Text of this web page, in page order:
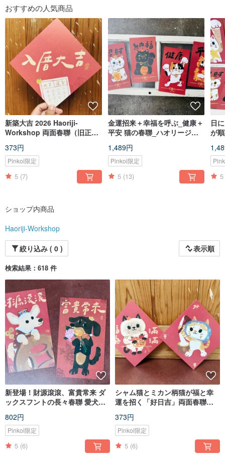
おすすめの人気商品
新築大吉 2026 Haoriji-
Workshop 両面春聯（旧正月
373円
Pinkoi限定
5 (7)
金運招来＋幸福を呼ぶ_健康＋
平安 猫の春聯_ハオリージー
1,489円
Pinkoi限定
5 (13)
日
が
康
（
5
ショップ内商品
Haoriji-Workshop
絞り込み ( 0 )
表示順
検索結果：618 件
新登場！財源滾滾、富貴常来 ダ
ックスフントの長々春聯 愛犬・
802円
Pinkoi限定
5 (6)
シャム猫とミカン柄猫が福と幸
運を招く「好日吉」両面春聯飾
373円
Pinkoi限定
5 (6)